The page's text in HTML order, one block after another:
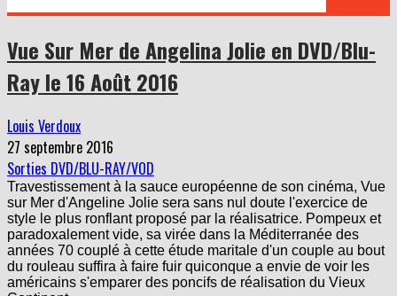
Vue Sur Mer de Angelina Jolie en DVD/Blu-
Ray le 16 Août 2016
Louis Verdoux
27 septembre 2016
Sorties DVD/BLU-RAY/VOD
Travestissement à la sauce européenne de son cinéma, Vue
sur Mer d'Angeline Jolie sera sans nul doute l'exercice de
style le plus ronflant proposé par la réalisatrice. Pompeux et
paradoxalement vide, sa virée dans la Méditerranée des
années 70 couplé à cette étude maritale d'un couple au bout
du rouleau suffira à faire fuir quiconque a envie de voir les
américains s'emparer des poncifs de réalisation du Vieux